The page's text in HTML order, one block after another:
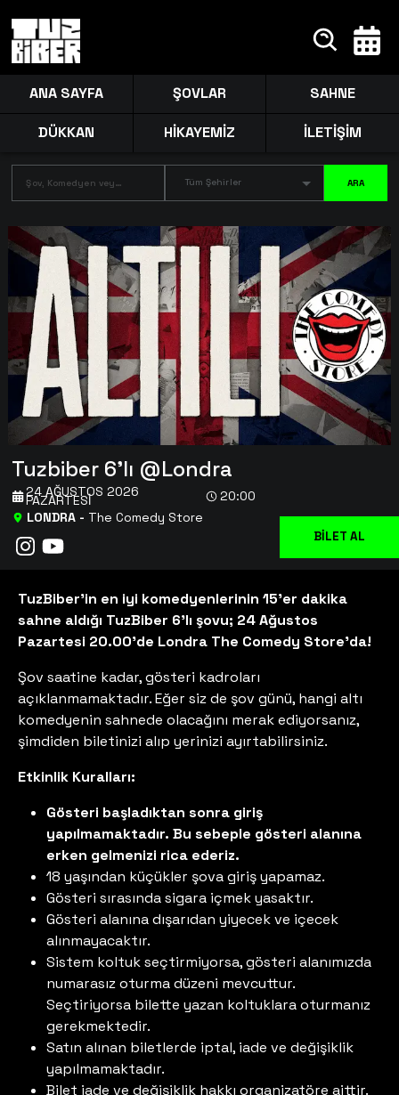
ANA SAYFA ŞOVLAR SAHNE
DÜKKAN HİKAYEMİZ İLETİŞİM
Tüm Şehirler ARA
Tuzbiber 6'lı @Londra
LONDRA- The Comedy Store
24 AĞUSTOS 2026
PAZARTESI 20:00
BİLET AL
TuzBiber’in en iyi komedyenlerinin 15’er dakika
sahne aldığı TuzBiber 6’lı şovu; 24 Ağustos
Pazartesi 20.00'de Londra The Comedy Store'da!
Şov saatine kadar, gösteri kadroları
açıklanmamaktadır. Eğer siz de şov günü, hangi altı
komedyenin sahnede olacağını merak ediyorsanız,
şimdiden biletinizi alıp yerinizi ayırtabilirsiniz.
Etkinlik Kuralları:
Gösteri başladıktan sonra giriş
yapılmamaktadır. Bu sebeple gösteri alanına
erken gelmenizi rica ederiz.
18 yaşından küçükler şova giriş yapamaz.
Gösteri sırasında sigara içmek yasaktır.
Gösteri alanına dışarıdan yiyecek ve içecek
alınmayacaktır.
Sistem koltuk seçtirmiyorsa, gösteri alanımızda
numarasız oturma düzeni mevcuttur.
Seçtiriyorsa bilette yazan koltuklara oturmanız
gerekmektedir.
Satın alınan biletlerde iptal, iade ve değişiklik
yapılmamaktadır.
Bilet iade ve değişiklik hakkı organizatöre aittir.